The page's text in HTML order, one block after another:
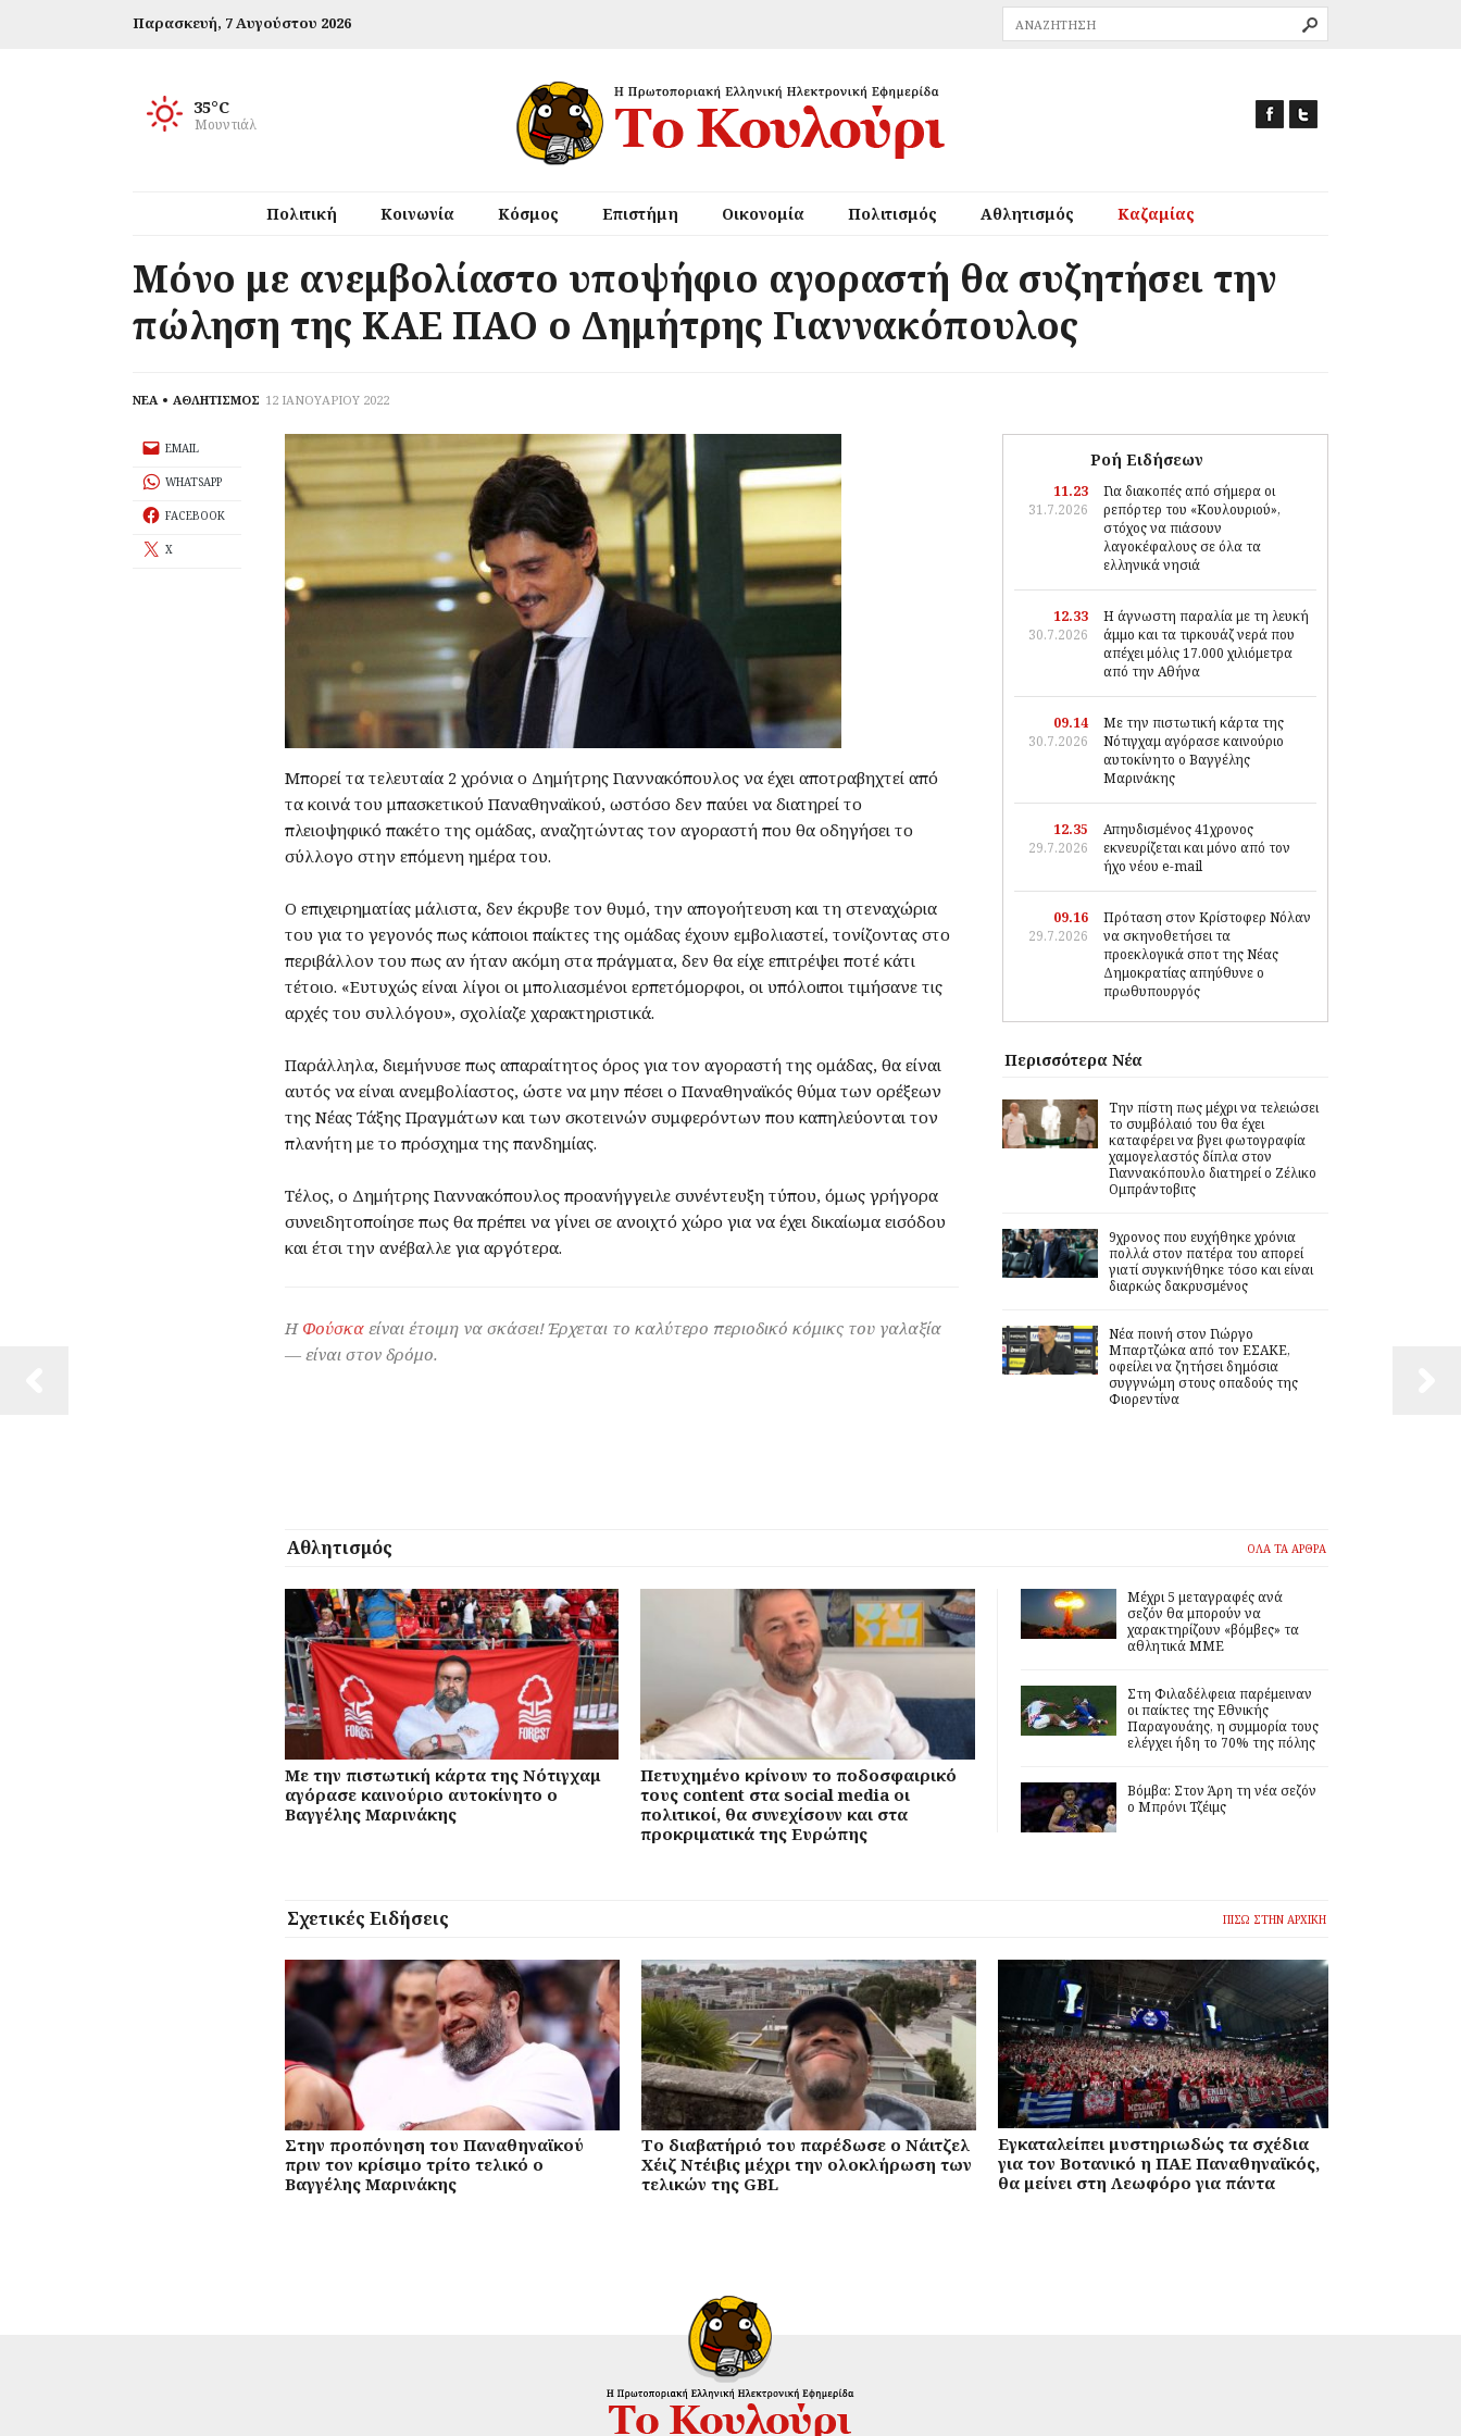
Μουντιάλ
35°C
Παρασκευή, 7 Αυγούστου 2026
Πολιτική Κοινωνία Κόσμος Επιστήμη Οικονομία Πολιτισμός Αθλητισμός Καζαμίας
Μόνο με ανεμβολίαστο υποψήφιο αγοραστή θα συζητήσει την
πώληση της ΚΑΕ ΠΑΟ ο Δημήτρης Γιαννακόπουλος
ΝΕΑ ΑΘΛΗΤΙΣΜΟΣ 12 ΙΑΝΟΥΑΡΙΟΥ 2022
Μπορεί τα τελευταία 2 χρόνια ο Δημήτρης Γιαννακόπουλος να έχει αποτραβηχτεί από
τα κοινά του μπασκετικού Παναθηναϊκού, ωστόσο δεν παύει να διατηρεί το
πλειοψηφικό πακέτο της ομάδας, αναζητώντας τον αγοραστή που θα οδηγήσει το
σύλλογο στην επόμενη ημέρα του.
Ο επιχειρηματίας μάλιστα, δεν έκρυβε τον θυμό, την απογοήτευση και τη στεναχώρια
του για το γεγονός πως κάποιοι παίκτες της ομάδας έχουν εμβολιαστεί, τονίζοντας στο
περιβάλλον του πως αν ήταν ακόμη στα πράγματα, δεν θα είχε επιτρέψει ποτέ κάτι
τέτοιο. «Ευτυχώς είναι λίγοι οι μπολιασμένοι ερπετόμορφοι, οι υπόλοιποι τιμήσανε τις
αρχές του συλλόγου», σχολίαζε χαρακτηριστικά.
Παράλληλα, διεμήνυσε πως απαραίτητος όρος για τον αγοραστή της ομάδας, θα είναι
αυτός να είναι ανεμβολίαστος, ώστε να μην πέσει ο Παναθηναϊκός θύμα των ορέξεων
της Νέας Τάξης Πραγμάτων και των σκοτεινών συμφερόντων που καπηλεύονται τον
πλανήτη με το πρόσχημα της πανδημίας.
Τέλος, ο Δημήτρης Γιαννακόπουλος προανήγγειλε συνέντευξη τύπου, όμως γρήγορα
συνειδητοποίησε πως θα πρέπει να γίνει σε ανοιχτό χώρο για να έχει δικαίωμα εισόδου
και έτσι την ανέβαλλε για αργότερα.
Η Φούσκα είναι έτοιμη να σκάσει! Έρχεται το καλύτερο περιοδικό κόμικς του γαλαξία
— είναι στον δρόμο.
EMAIL
WHATSAPP
FACEBOOK
X
Ροή Ειδήσεων
11.23
31.7.2026
Για διακοπές από σήμερα οι
ρεπόρτερ του «Κουλουριού»,
στόχος να πιάσουν
λαγοκέφαλους σε όλα τα
ελληνικά νησιά
12.33
30.7.2026
Η άγνωστη παραλία με τη λευκή
άμμο και τα τιρκουάζ νερά που
απέχει μόλις 17.000 χιλιόμετρα
από την Αθήνα
09.14
30.7.2026
Με την πιστωτική κάρτα της
Νότιγχαμ αγόρασε καινούριο
αυτοκίνητο ο Βαγγέλης
Μαρινάκης
12.35
29.7.2026
Απηυδισμένος 41χρονος
εκνευρίζεται και μόνο από τον
ήχο νέου e-mail
09.16
29.7.2026
Πρόταση στον Κρίστοφερ Νόλαν
να σκηνοθετήσει τα
προεκλογικά σποτ της Νέας
Δημοκρατίας απηύθυνε ο
πρωθυπουργός
Περισσότερα Νέα
Την πίστη πως μέχρι να τελειώσει
το συμβόλαιό του θα έχει
καταφέρει να βγει φωτογραφία
χαμογελαστός δίπλα στον
Γιαννακόπουλο διατηρεί ο Ζέλικο
Ομπράντοβιτς
9χρονος που ευχήθηκε χρόνια
πολλά στον πατέρα του απορεί
γιατί συγκινήθηκε τόσο και είναι
διαρκώς δακρυσμένος
Νέα ποινή στον Γιώργο
Μπαρτζώκα από τον ΕΣΑΚΕ,
οφείλει να ζητήσει δημόσια
συγγνώμη στους οπαδούς της
Φιορεντίνα
Αθλητισμός ΟΛΑ ΤΑ ΑΡΘΡΑ
Με την πιστωτική κάρτα της Νότιγχαμ
αγόρασε καινούριο αυτοκίνητο ο
Βαγγέλης Μαρινάκης
Πετυχημένο κρίνουν το ποδοσφαιρικό
τους content στα social media οι
πολιτικοί, θα συνεχίσουν και στα
προκριματικά της Ευρώπης
Μέχρι 5 μεταγραφές ανά
σεζόν θα μπορούν να
χαρακτηρίζουν «βόμβες» τα
αθλητικά ΜΜΕ
Στη Φιλαδέλφεια παρέμειναν
οι παίκτες της Εθνικής
Παραγουάης, η συμμορία τους
ελέγχει ήδη το 70% της πόλης
Βόμβα: Στον Άρη τη νέα σεζόν
ο Μπρόνι Τζέιμς
Σχετικές Ειδήσεις ΠΙΣΩ ΣΤΗΝ ΑΡΧΙΚΗ
Στην προπόνηση του Παναθηναϊκού
πριν τον κρίσιμο τρίτο τελικό ο
Βαγγέλης Μαρινάκης
Το διαβατήριό του παρέδωσε ο Νάιτζελ
Χέιζ Ντέιβις μέχρι την ολοκλήρωση των
τελικών της GBL
Εγκαταλείπει μυστηριωδώς τα σχέδια
για τον Βοτανικό η ΠΑΕ Παναθηναϊκός,
θα μείνει στη Λεωφόρο για πάντα